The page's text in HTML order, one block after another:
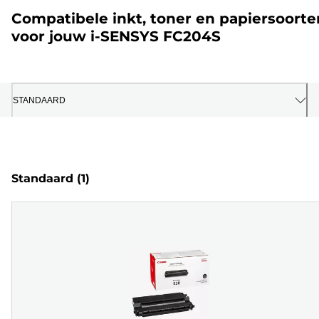
Compatibele inkt, toner en
voor jouw i-SENSYS FC204S
STANDAARD
Standaard (1)